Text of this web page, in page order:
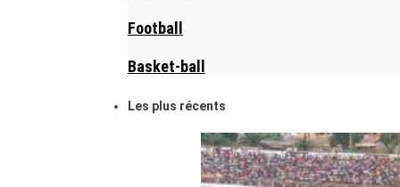
Football
Basket-ball
Les plus récents